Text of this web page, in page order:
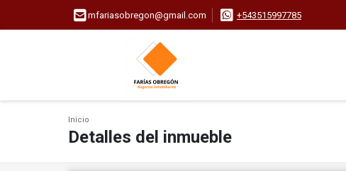
mfariasobregon@gmail.com +543515997785
Inicio
Detalles del inmueble